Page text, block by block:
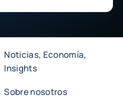
Noticias, Economía,
Insights
Sobre nosotros